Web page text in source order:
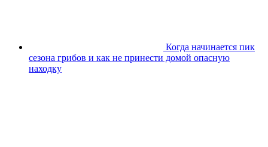
Когда начинается пик
сезона грибов и как не принести домой опасную
находку